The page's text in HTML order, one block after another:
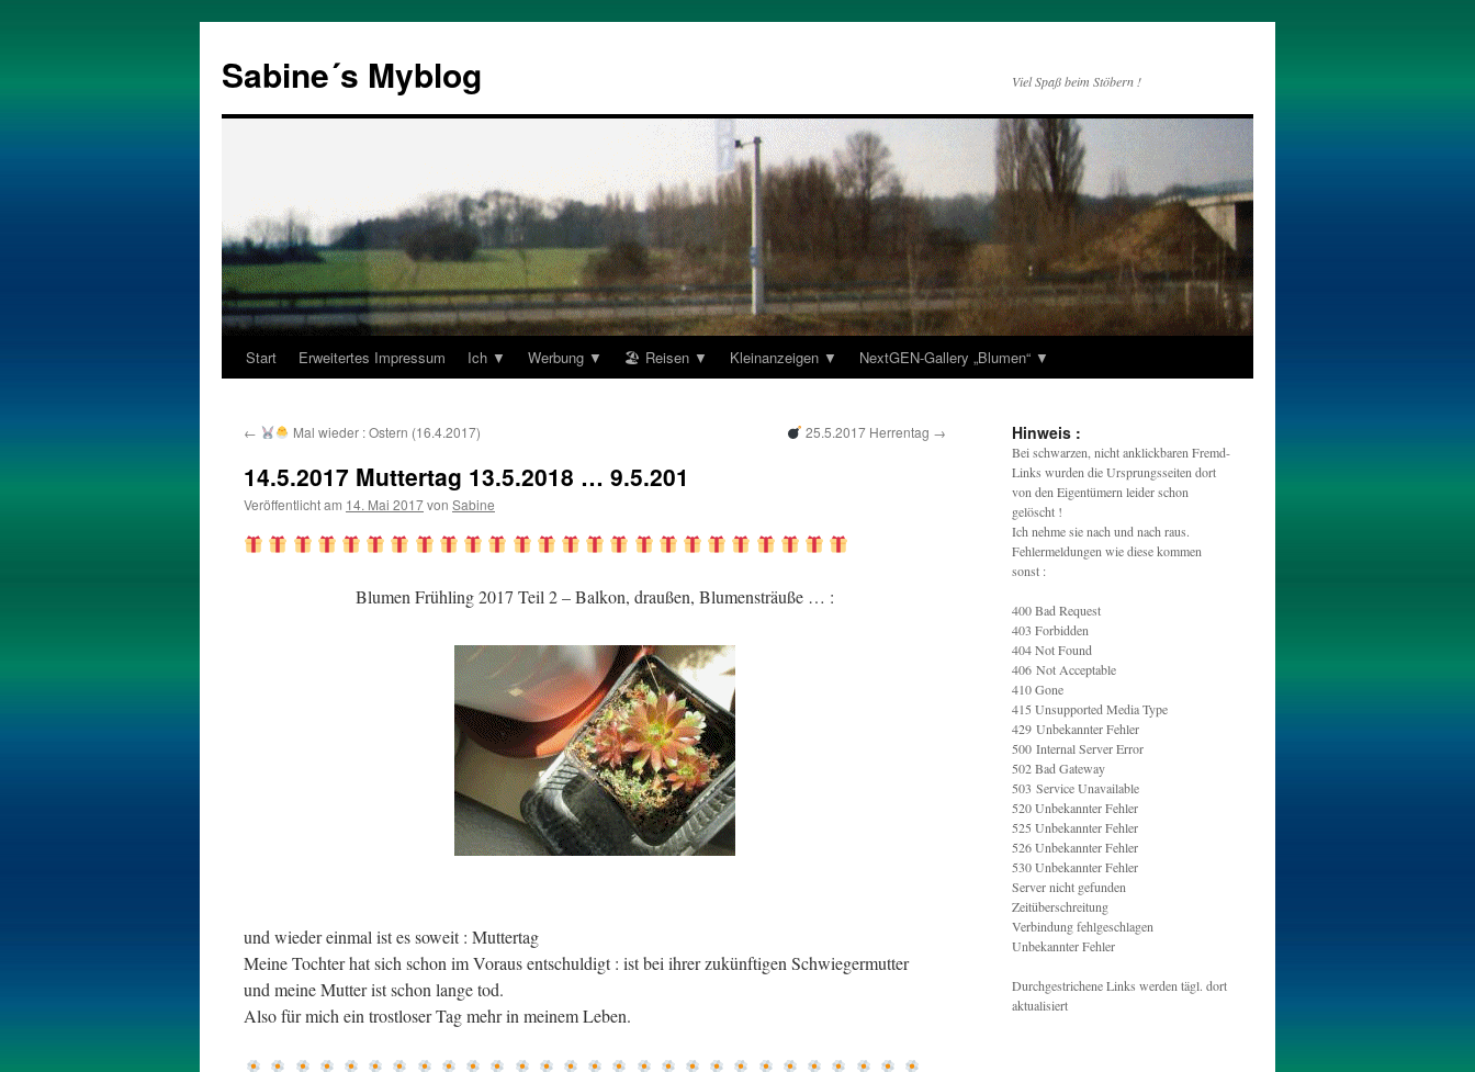
springen
Sabine´s Myblog Viel Spaß beim Stöbern !
Start Erweitertes Impressum Ich ▼ Werbung ▼ 🏖 Reisen ▼ Kleinanzeigen ▼ NextGEN-Gallery „Blumen“ ▼
← Mal wieder : Ostern (16.4.2017) 25.5.2017 Herrentag →
14.5.2017 Muttertag 13.5.2018 … 9.5.201
Veröffentlicht am 14. Mai 2017von Sabine
Blumen Frühling 2017 Teil 2 – Balkon, draußen, Blumensträuße … :
und wieder einmal ist es soweit : Muttertag
Meine Tochter hat sich schon im Voraus entschuldigt : ist bei ihrer zukünftigen Schwiegermutter
und meine Mutter ist schon lange tod.
Also für mich ein trostloser Tag mehr in meinem Leben.
Hinweis :
Bei schwarzen, nicht anklickbaren Fremd-
Links wurden die Ursprungsseiten dort
von den Eigentümern leider schon
gelöscht !
Ich nehme sie nach und nach raus.
Fehlermeldungen wie diese kommen
sonst :
400 Bad Request
403 Forbidden
404 Not Found
406 Not Acceptable
410 Gone
415 Unsupported Media Type
429 Unbekannter Fehler
500 Internal Server Error
502Bad Gateway
503 Service Unavailable
520Unbekannter Fehler
525 Unbekannter Fehler
526 Unbekannter Fehler
530Unbekannter Fehler
Server nicht gefunden
Zeitüberschreitung
Verbindung fehlgeschlagen
Unbekannter Fehler
Durchgestrichene Links werden tägl. dort
aktualisiert